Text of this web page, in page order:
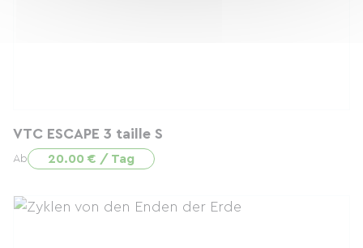
VTC ESCAPE 3 taille S
Ab 20.00 € / Tag